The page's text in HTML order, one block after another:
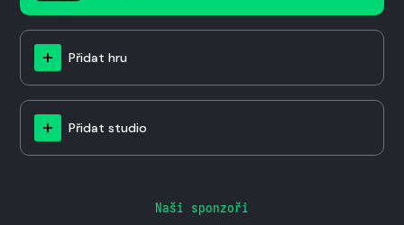
Přidat hru
Přidat studio
Naši sponzoři